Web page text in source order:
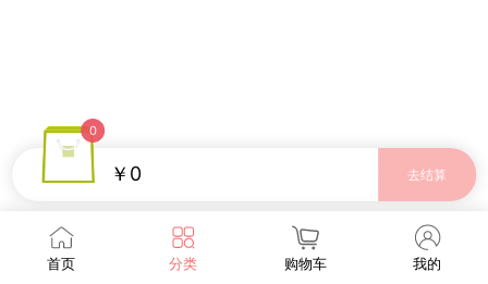
0
￥0 去结算
首页 分类 购物车 我的